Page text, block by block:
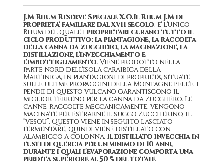
J.M Rhum Reserve Speciale X.O.Il Rhum J.M di
proprieta' familiare dal XVII secolo, e' l'unico
Rhum del quale iproprietari curano tutto il
ciclo produttivo: la piantagione, la raccolta
della canna da zucchero, la macinazione, la
distillazione, l'invecchiamento e
l'imbottigliamento. Viene prodotto nella
parte nord dell'isola caraibica della
Martinica, in piantagioni di proprieta', situate
sulle ultime propaggini della Montagne Pele'e. I
pendii di questo vulcano garantiscono il
miglior terreno per la canna da zucchero. Le
canne, raccolte meccanicamente, vengono
macinate per estrarne il succo zuccherino, il
“vesou”. Questo viene in seguito lasciato
fermentare, quindi viene distillato con
alambicco a colonna. Il distillato invecchia in
fusti di quercia per un minimo di 10 anni,
durante i quali l'evaporazione comporta una
perdita superiore al 50 % del totale